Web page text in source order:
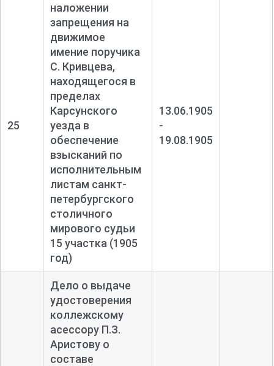
25
наложении
запрещения на
движимое
имение поручика
С. Кривцева,
находящегося в
пределах
Карсунского
уезда в
обеспечение
взысканий по
исполнительным
листам санкт-
петербургского
столичного
мирового судьи
15 участка (1905
год)
13.06.1905
-
19.08.1905
Дело о выдаче
удостоверения
коллежскому
асессору П.З.
Аристову о
составе